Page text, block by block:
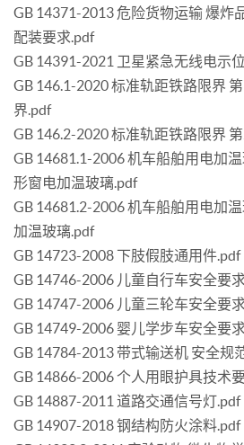
GB 14371-2013 危险货物运输 爆炸
配装要求.pdf
GB 14391-2021 卫星紧急无线电示
GB 146.1-2020 标准轨距铁路限界
界.pdf
GB 146.2-2020 标准轨距铁路限界
GB 14681.1-2006 机车船舶用电加
形窗电加温玻璃.pdf
GB 14681.2-2006 机车船舶用电加
加温玻璃.pdf
GB 14723-2008 下肢假肢通用件.pdf
GB 14746-2006 儿童自行车安全要
GB 14747-2006 儿童三轮车安全要
GB 14749-2006 婴儿学步车安全要
GB 14784-2013 带式输送机 安全规
GB 14866-2006 个人用眼护具技术
GB 14887-2011 道路交通信号灯.pdf
GB 14907-2018 钢结构防火涂料.pdf